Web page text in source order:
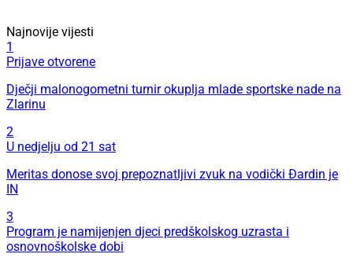
Najnovije vijesti
1
Prijave otvorene
Dječji malonogometni turnir okuplja mlade sportske nade na
Zlarinu
2
U nedjelju od 21 sat
Meritas donose svoj prepoznatljivi zvuk na vodički Đardin je
IN
3
Program je namijenjen djeci predškolskog uzrasta i
osnovnoškolske dobi